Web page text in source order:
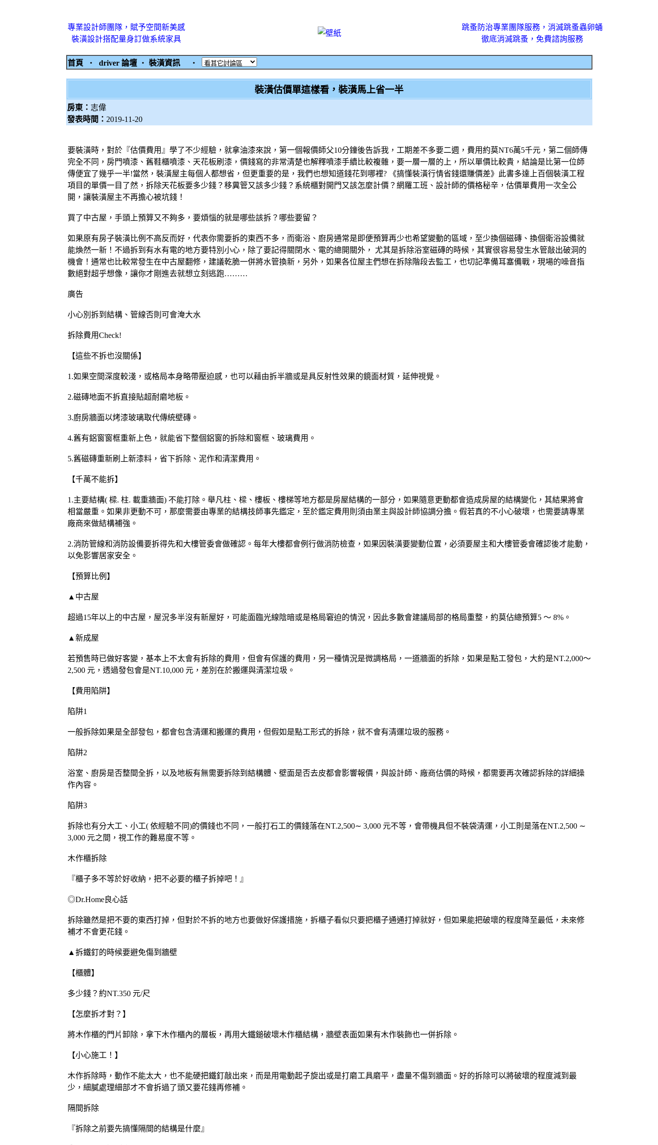
專業設計師團隊，賦予空間新美感
裝潢設計搭配量身訂做系統家具
跳蚤防治專業團隊服務，消滅跳蚤蟲卵蛹
徹底消滅跳蚤，免費諮詢服務
首頁 ‧ driver 論壇 ‧ 裝潢資訊 ‧
裝潢估價單這樣看，裝潢馬上省一半
房東： 志偉
發表時間： 2019-11-20
要裝潢時，對於『估價費用』學了不少經驗，就拿油漆來說，第一個報價師父10分鐘後告訴我，工期差不多要二週，費用約莫NT6萬5千元，第二個師傳
完全不同，房門噴漆、舊鞋櫃噴漆、天花板刷漆，價錢寫的非常清楚也解釋噴漆手續比較複雜，要一層一層的上，所以單價比較貴，結論是比第一位師
傳便宜了幾乎一半!當然，裝潢屋主每個人都想省，但更重要的是，我們也想知道錢花到哪裡? 《搞懂裝潢行情省錢還賺價差》此書多達上百個裝潢工程
項目的單價一目了然，拆除天花板要多少錢？移糞管又該多少錢？系統櫃對開門又該怎麼計價？網羅工班、設計師的價格秘辛，估價單費用一次全公
開，讓裝潢屋主不再擔心被坑錢！
買了中古屋，手頭上預算又不夠多，要煩惱的就是哪些該拆？哪些要留？
如果原有房子裝潢比例不高反而好，代表你需要拆的東西不多，而衛浴、廚房通常是即便預算再少也希望變動的區域，至少換個磁磚、換個衛浴設備就
能煥然一新！不過拆到有水有電的地方要特別小心，除了要記得關閉水、電的總開關外， 尤其是拆除浴室磁磚的時候，其實很容易發生水管敲出破洞的
機會！通常也比較常發生在中古屋翻修，建議乾脆一併將水管換新，另外，如果各位屋主們想在拆除階段去監工，也切記準備耳塞備戰，現場的噪音指
數絕對超乎想像，讓你才剛進去就想立刻逃跑………
廣告
小心別拆到結構、管線否則可會淹大水
拆除費用Check!
【這些不拆也沒關係】
1.如果空間深度較淺，或格局本身略帶壓迫感，也可以藉由拆半牆或是具反射性效果的鏡面材質，延伸視覺。
2.磁磚地面不拆直接貼超耐磨地板。
3.廚房牆面以烤漆玻璃取代傳統壁磚。
4.舊有鋁窗窗框重新上色，就能省下整個鋁窗的拆除和窗框、玻璃費用。
5.舊磁磚重新刷上新漆料，省下拆除、泥作和清潔費用。
【千萬不能拆】
1.主要結構( 樑. 柱. 載重牆面) 不能打除。舉凡柱、樑、樓板、樓梯等地方都是房屋結構的一部分，如果隨意更動都會造成房屋的結構變化，其結果將會
相當嚴重。如果非更動不可，那麼需要由專業的結構技師事先鑑定，至於鑑定費用則須由業主與設計師協調分擔。假若真的不小心破壞，也需要請專業
廠商來做結構補強。
2.消防管線和消防設備要拆得先和大樓管委會做確認。每年大樓都會例行做消防檢查，如果因裝潢要變動位置，必須要屋主和大樓管委會確認後才能動，
以免影響居家安全。
【預算比例】
▲中古屋
超過15年以上的中古屋，屋況多半沒有新屋好，可能面臨光線陰暗或是格局窘迫的情況，因此多數會建議局部的格局重整，約莫佔總預算5 ～ 8%。
▲新成屋
若預售時已做好客變，基本上不太會有拆除的費用，但會有保護的費用，另一種情況是微調格局，一道牆面的拆除，如果是點工發包，大約是NT.2,000～
2,500 元，透過發包會是NT.10,000 元，差別在於搬運與清潔垃圾。
【費用陷阱】
陷阱1
一般拆除如果是全部發包，都會包含清運和搬運的費用，但假如是點工形式的拆除，就不會有清運垃圾的服務。
陷阱2
浴室、廚房是否整間全拆，以及地板有無需要拆除到結構體、壁面是否去皮都會影響報價，與設計師、廠商估價的時候，都需要再次確認拆除的詳細操
作內容。
陷阱3
拆除也有分大工、小工( 依經驗不同)的價錢也不同，一般打石工的價錢落在NT.2,500∼ 3,000 元不等，會帶機具但不裝袋清運，小工則是落在NT.2,500 ∼
3,000 元之間，視工作的難易度不等。
木作櫃拆除
『櫃子多不等於好收納，把不必要的櫃子拆掉吧！』
◎Dr.Home良心話
拆除雖然是把不要的東西打掉，但對於不拆的地方也要做好保護措施，拆櫃子看似只要把櫃子通通打掉就好，但如果能把破壞的程度降至最低，未來修
補才不會更花錢。
▲拆鐵釘的時候要避免傷到牆壁
【櫃體】
多少錢？約NT.350 元/尺
【怎麼拆才對？】
將木作櫃的門片卸除，拿下木作櫃內的層板，再用大鐵鎚破壞木作櫃結構，牆壁表面如果有木作裝飾也一併拆除。
【小心施工！】
木作拆除時，動作不能太大，也不能硬把鐵釘敲出來，而是用電動起子旋出或是打磨工具磨平，盡量不傷到牆面。好的拆除可以將破壞的程度減到最
少，細膩處理細部才不會拆過了頭又要花錢再修補。
隔間拆除
『拆除之前要先搞懂隔間的結構是什麼』